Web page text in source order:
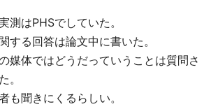
測はPHSでしていた。
する回答は論文中に書いた。
媒体ではどうだっていうことは質問さ
。
も聞きにくるらしい。